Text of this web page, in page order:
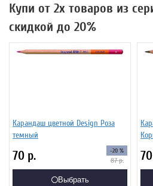
Купи от 2х товаров из
скидкой до 20%
Карандаш цветной Design Роза
темный
70 р. -20 %
87р.
Выбрать
70